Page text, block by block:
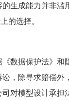
生成能力并非滥
的选择。
数据保护法》和
，除寻求赔偿外
对模型设计承担